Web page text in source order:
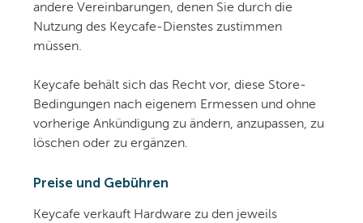
andere Vereinbarungen, denen Sie durch die
Nutzung des Keycafe-Dienstes zustimmen
müssen.
Keycafe behält sich das Recht vor, diese Store-
Bedingungen nach eigenem Ermessen und ohne
vorherige Ankündigung zu ändern, anzupassen, zu
löschen oder zu ergänzen.
Preise und Gebühren
Keycafe verkauft Hardware zu den jeweils